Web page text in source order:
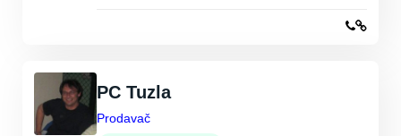
PC Tuzla
Prodavač